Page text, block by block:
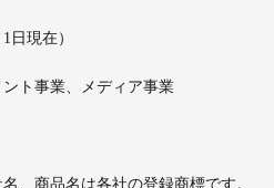
現在）
ト事業、メディア事業
、商品名は各社の登録商標です。